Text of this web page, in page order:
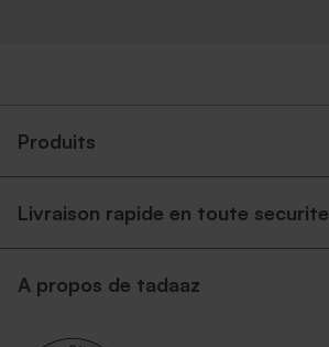
Produits
Livraison rapide en toute securite
A propos de tadaaz